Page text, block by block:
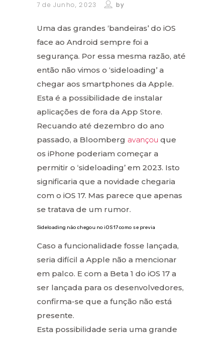
7 de Junho, 2023 by
Uma das grandes ‘bandeiras’ do iOS
face ao Android sempre foi a
segurança. Por essa mesma razão, até
então não vimos o ‘sideloading’ a
chegar aos smartphones da Apple.
Esta é a possibilidade de instalar
aplicações de fora da App Store.
Recuando até dezembro do ano
passado, a Bloomberg avançou que
os iPhone poderiam começar a
permitir o ‘sideloading’ em 2023. Isto
significaria que a novidade chegaria
com o iOS 17. Mas parece que apenas
se tratava de um rumor.
Sideloading não chegou no iOS 17 como se previa
Caso a funcionalidade fosse lançada,
seria difícil a Apple não a mencionar
em palco. E com a Beta 1 do iOS 17 a
ser lançada para os desenvolvedores,
confirma-se que a função não está
presente.
Esta possibilidade seria uma grande